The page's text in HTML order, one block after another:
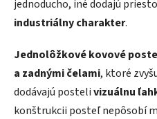
jednoducho, iné dodajú
industriálny charakter.
Jednolôžkové kovové
a zadnými čelami, ktoré
dodávajú postelivizuálnu
konštrukcii posteľ nepôsobí